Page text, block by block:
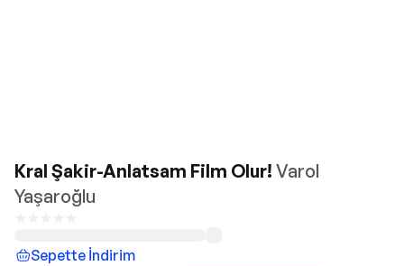
Kral Şakir-Anlatsam Film Olur! Varol
Yaşaroğlu
Sepette İndirim